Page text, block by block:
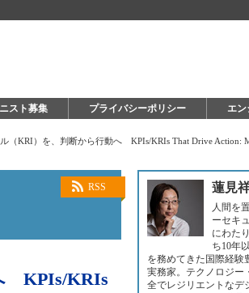
スト募集 プライバシーポリシー エ
（KRI）を、判断から行動へ KPIs/KRIs That Drive Action:
RSS
KPIs/KRIs
蓮見
人間を
ーセキ
にわた
ち10年
を務めてきた国際経験
実務家。テクノロジー
全でレジリエントなデ